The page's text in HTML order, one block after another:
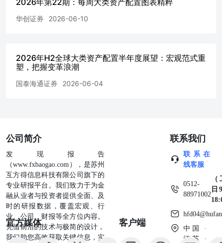
第二季度全球大类资产表现为：美股>A股>国内债券>美债>
年第二季度大类资产配置组合表现 2026年第二季度自2026年
点。在风险控制上，其中：回撤是指持仓净值的阶段高点到
持仓净值低于1，也就是低于本金起始值时。五种风险偏好的
季度年化波动率分别为5.24%、6.47%、7.39%、11.54%、
产配置组合收益率全部为正。分类别看，权益类结构性分化
券类贡献小幅收益。收益端来看，国泰中证半导体材料设备
设备ETF、汇添富中证沪港深云计算产业ETF涨幅靠前，南
华创证券 2026-06-10
2026年H2全球大类资产配置半年度展望：宏观范式重
塑，把握变革浪潮
国泰海通证券 2026-06-04
公司简介
发现报告
（www.fxbaogao.com），是苏州
互方得信息科技有限公司旗下的
专业研报平台。我们致力于为金
融从业者与投资者提供全面、及
时的研报数据，覆盖宏观、行
业、公司、财报等全方位内容。
凭借前沿的技术与极简的设计，
我们助您高效获取关键信息，实
官方媒体 客户端
联系我们
联系在
线客服
0512-
88971002
日
中国 ·
江苏 ·